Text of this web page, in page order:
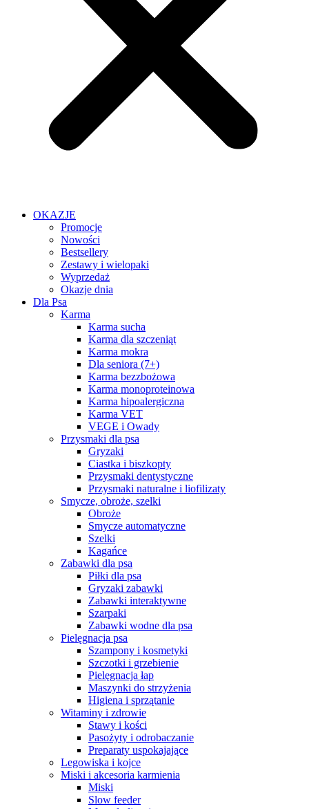
OKAZJE
Promocje
Nowości
Bestsellery
Zestawy i wielopaki
Wyprzedaż
Okazje dnia
Dla Psa
Karma
Karma sucha
Karma dla szczeniąt
Karma mokra
Dla seniora (7+)
Karma bezzbożowa
Karma monoproteinowa
Karma hipoalergiczna
Karma VET
VEGE i Owady
Przysmaki dla psa
Gryzaki
Ciastka i biszkopty
Przysmaki dentystyczne
Przysmaki naturalne i liofilizaty
Smycze, obroże, szelki
Obroże
Smycze automatyczne
Szelki
Kagańce
Zabawki dla psa
Piłki dla psa
Gryzaki zabawki
Zabawki interaktywne
Szarpaki
Zabawki wodne dla psa
Pielęgnacja psa
Szampony i kosmetyki
Szczotki i grzebienie
Pielęgnacja łap
Maszynki do strzyżenia
Higiena i sprzątanie
Witaminy i zdrowie
Stawy i kości
Pasożyty i odrobaczanie
Preparaty uspokajające
Legowiska i kojce
Miski i akcesoria karmienia
Miski
Slow feeder